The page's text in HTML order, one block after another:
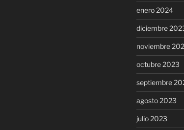
enero 2024
diciembre
noviembre
octubre 2023
septiembre
agosto 2023
julio 2023